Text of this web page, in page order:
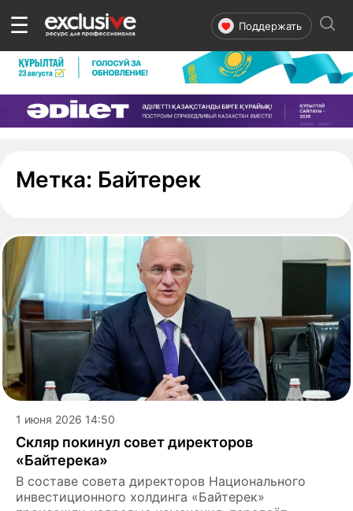
☰ Поддержать
Метка: Байтерек- страница 1
1 июня 2026 14:50
Скляр покинул совет директоров
«Байтерека»
В составе совета директоров Национального
инвестиционного холдинга «Байтерек»